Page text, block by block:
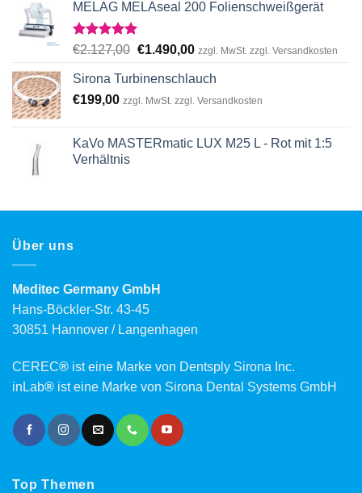
MELAG MELAseal 200 Folienschweißgerät
Rated5.00
€2.127,00 Original
was:
€2.127,00.
€1.490,00Current
is:
€1.490,00.
zzgl. MwSt. zzgl. Versandkosten
Sirona Turbinenschlauch
€199,00 zzgl. MwSt. zzgl. Versandkosten
KaVo MASTERmatic LUX M25 L - Rot mit 1:5
Verhältnis
Über uns
Meditec Germany GmbH
Hans-Böckler-Str. 43-45
30851 Hannover / Langenhagen
CEREC® ist eine Marke von Dentsply Sirona Inc.
inLab® ist eine Marke von Sirona Dental Systems GmbH
Top Themen